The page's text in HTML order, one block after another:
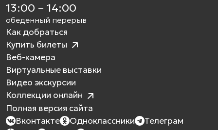
13:00 – 14:00
обеденный перерыв
Как добраться
Купить билеты
Веб-камера
Виртуальные выставки
Видео экскурсии
Коллекции онлайн
Полная версия сайта
Вконтакте
Одноклассники
Телеграм